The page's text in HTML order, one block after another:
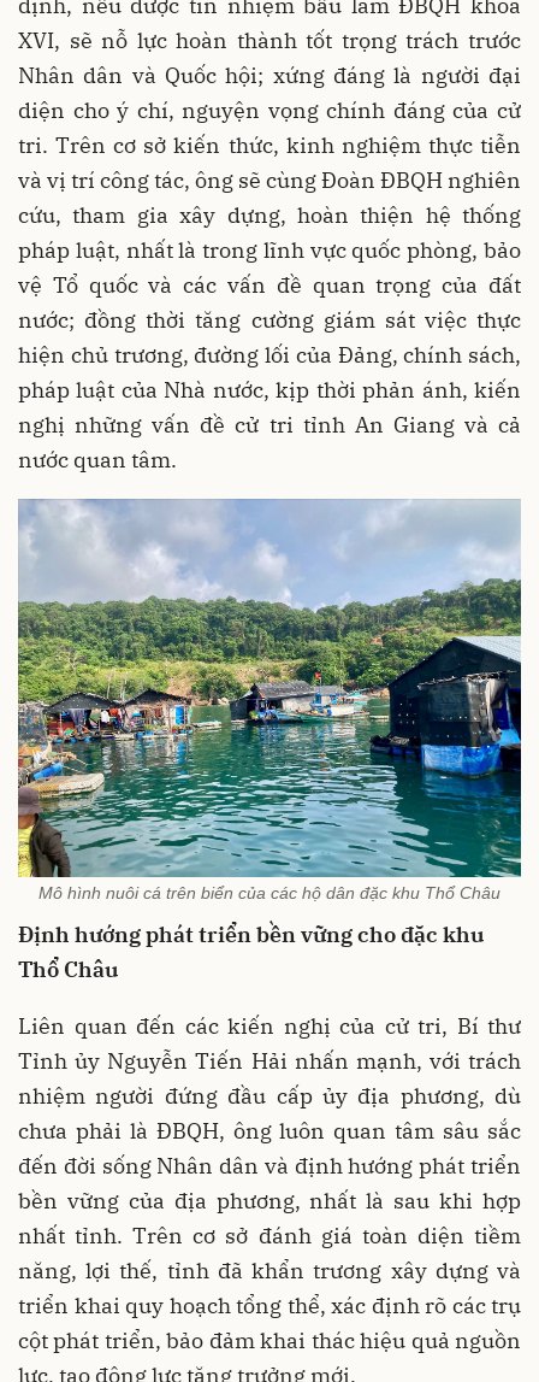
định, nếu được tín nhiệm bầu làm ĐBQH khóa
XVI, sẽ nỗ lực hoàn thành tốt trọng trách trước
Nhân dân và Quốc hội; xứng đáng là người đại
diện cho ý chí, nguyện vọng chính đáng của cử
tri. Trên cơ sở kiến thức, kinh nghiệm thực tiễn
và vị trí công tác, ông sẽ cùng Đoàn ĐBQH nghiên
cứu, tham gia xây dựng, hoàn thiện hệ thống
pháp luật, nhất là trong lĩnh vực quốc phòng, bảo
vệ Tổ quốc và các vấn đề quan trọng của đất
nước; đồng thời tăng cường giám sát việc thực
hiện chủ trương, đường lối của Đảng, chính sách,
pháp luật của Nhà nước, kịp thời phản ánh, kiến
nghị những vấn đề cử tri tỉnh An Giang và cả
nước quan tâm.
Mô hình nuôi cá trên biển của các hộ dân đặc khu Thổ Châu
Định hướng phát triển bền vững cho đặc khu
Thổ Châu
Liên quan đến các kiến nghị của cử tri, Bí thư
Tỉnh ủy Nguyễn Tiến Hải nhấn mạnh, với trách
nhiệm người đứng đầu cấp ủy địa phương, dù
chưa phải là ĐBQH, ông luôn quan tâm sâu sắc
đến đời sống Nhân dân và định hướng phát triển
bền vững của địa phương, nhất là sau khi hợp
nhất tỉnh. Trên cơ sở đánh giá toàn diện tiềm
năng, lợi thế, tỉnh đã khẩn trương xây dựng và
triển khai quy hoạch tổng thể, xác định rõ các trụ
cột phát triển, bảo đảm khai thác hiệu quả nguồn
lực, tạo động lực tăng trưởng mới.